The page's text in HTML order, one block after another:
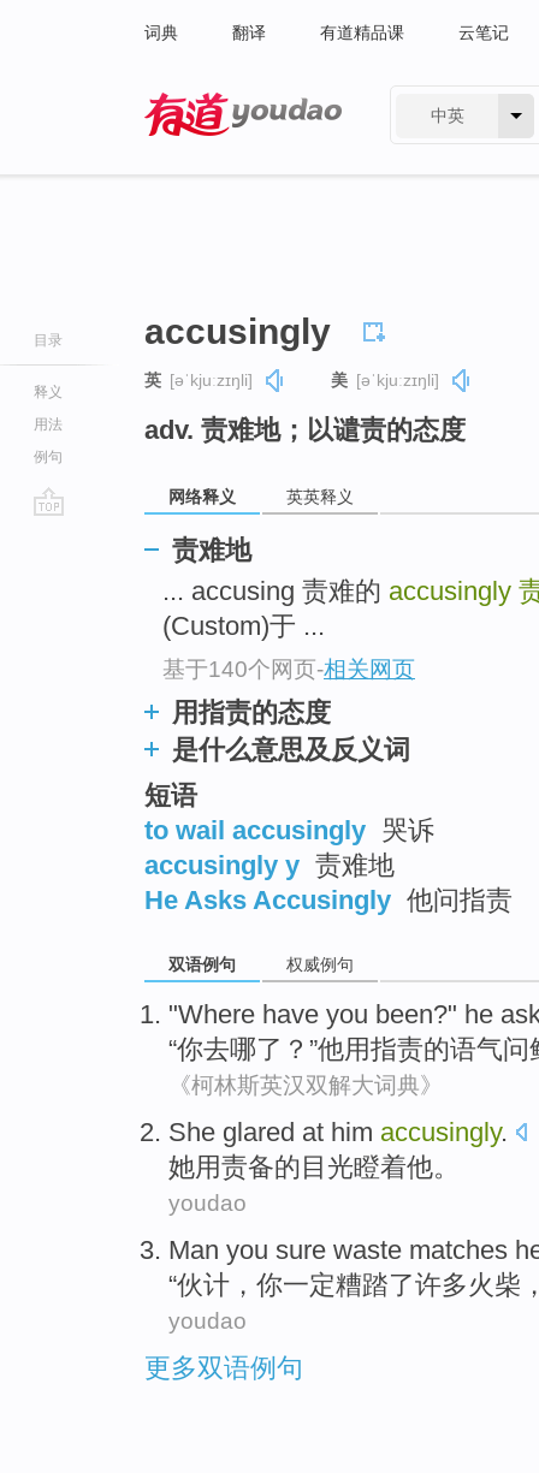
词典 翻译 有道精品课 云笔记
中英
目录
释义
用法
例句
accusingly
英 [əˈkjuːzɪŋli] 美 [əˈkjuːzɪŋli]
adv. 责难地；以谴责的态度
网络释义 英英释义
责难地
... accusing 责难的 accusingly
(Custom)于 ...
基于140个网页-相关网页
用指责的态度
是什么意思及反义词
短语
to wail accusingly 哭诉
accusingly y 责难地
He Asks Accusingly 他问指责
双语例句 权威例句
"Where have you been?" he
“你去哪了 ？”他用指责的语气问
《柯林斯英汉双解大词典》
She glared at him accusingly.
她用责备的 目光瞪着他。
youdao
Man you sure waste matches
“伙计 ， 你一定糟踏了许多火柴
youdao
更多双语例句